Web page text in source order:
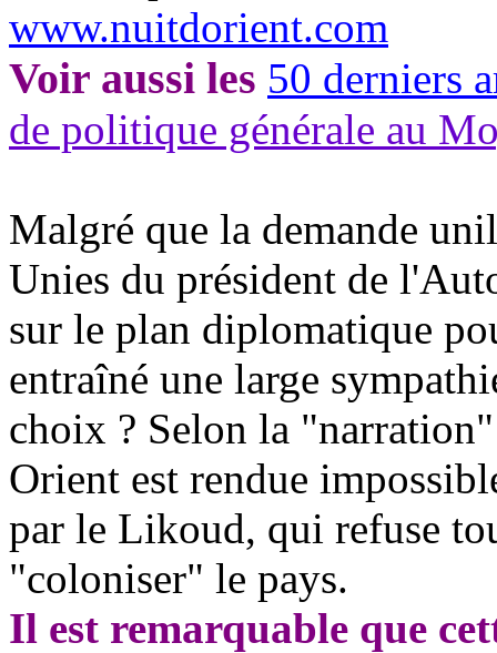
www.nuitdorient.com
Voir aussi les 50 derniers
de politique générale au
Malgré que la demande
Unies du président de
sur le plan diplomatique
entraîné une large
choix ? Selon la
Orient est rendue
par le Likoud, qui refuse
"coloniser" le pays.
Il est remarquable que